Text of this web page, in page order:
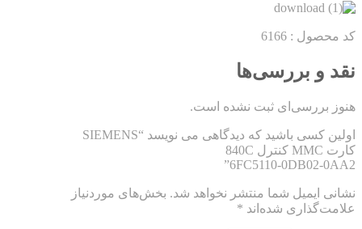
کد محصول : 6166
نقد و بررسی‌ها
هنوز بررسی‌ای ثبت نشده است.
اولین کسی باشید که دیدگاهی می نویسد “SIEMENS
کارت MMC کنترل 840C
6FC5110-0DB02-0AA2”
نشانی ایمیل شما منتشر نخواهد شد. بخش‌های موردنیاز
علامت‌گذاری شده‌اند *